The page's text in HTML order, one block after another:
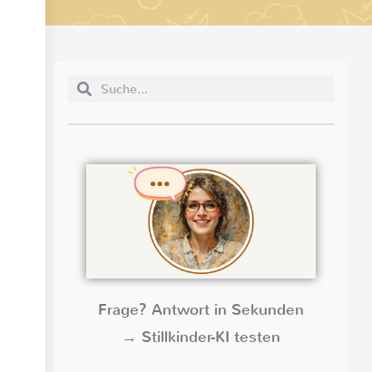
Frage? Antwort in Sekunden
→ Stillkinder-KI testen